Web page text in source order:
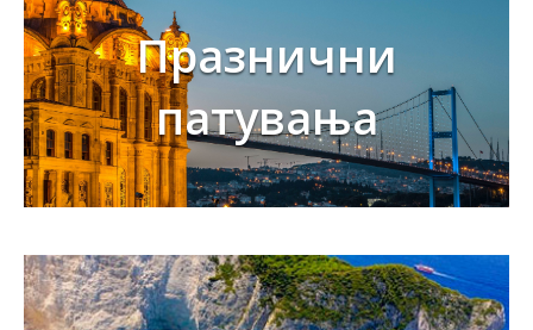
Празнични
патувања